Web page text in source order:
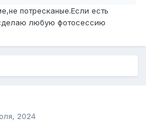
потресканые.Если есть
любую фотосессию
2024